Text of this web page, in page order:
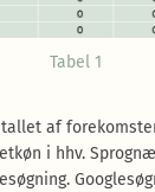
Tabel 1
af
i hhv.